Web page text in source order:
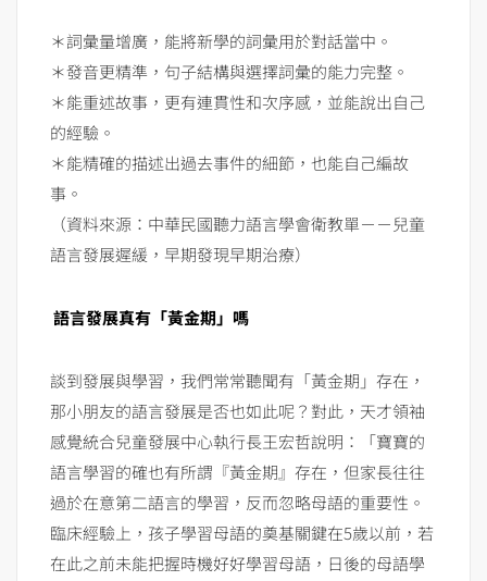
＊詞彙量增廣，能將新學的詞彙用於對話當中。
＊發音更精準，句子結構與選擇詞彙的能力完整。
＊能重述故事，更有連貫性和次序感，並能說出自己
的經驗。
＊能精確的描述出過去事件的細節，也能自己編故
事。
（資料來源：中華民國聽力語言學會衛教單－－兒童
語言發展遲緩，早期發現早期治療）
語言發展真有「黃金期」嗎
談到發展與學習，我們常常聽聞有「黃金期」存在，
那小朋友的語言發展是否也如此呢？對此，天才領袖
感覺統合兒童發展中心執行長王宏哲說明：「寶寶的
語言學習的確也有所謂『黃金期』存在，但家長往往
過於在意第二語言的學習，反而忽略母語的重要性。
臨床經驗上，孩子學習母語的奠基關鍵在5歲以前，若
在此之前未能把握時機好好學習母語，日後的母語學